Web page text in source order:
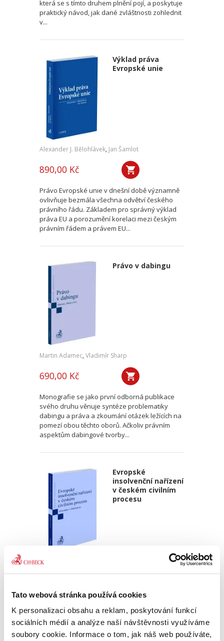
Tato webová stránka používá cookies
K personalizaci obsahu a reklam, poskytování funkcí
sociálních médií a analýze naší návštěvnosti využíváme
soubory cookie. Informace o tom, jak náš web používáte,
která se s tímto druhem plnění pojí, a poskytuje
praktický návod, jak dané zvláštnosti zohlednit
v...
Výklad práva
Evropské unie
Alexander J. Bělohlávek, Jan Šamlot
890,00 Kč
Právo Evropské unie v dnešní době významně
ovlivňuje bezmála všechna odvětví českého
právního řádu. Základem pro správný výklad
práva EU a porozumění korelaci mezi českým
právním řádem a právem EU...
Právo v dabingu
Martin Adamec, Vladimír Sharp
690,00 Kč
Monografie se jako první odborná publikace
svého druhu věnuje syntéze problematiky
dabingu a práva a zkoumání otázek ležících na
pomezí obou těchto oborů. Ačkoliv právním
aspektům dabingové tvorby...
Evropské
insolvenční nařízení
v českém civilním
procesu
Alexander J. Bělohlávek
podrobného komentáře k Nařízení 2015/848 o
insolvenčním řízení, který vyšel v české verzi u
C. H. Beck v roce 2020. Zmíněný komentář byl